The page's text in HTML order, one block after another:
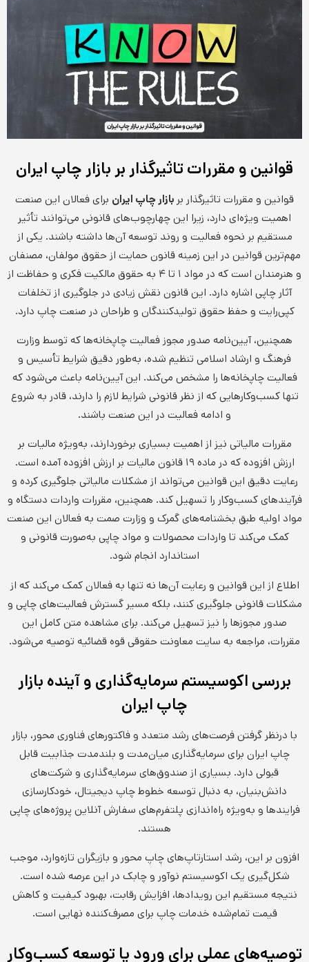
قوانین و مقررات تاثیرگذار بر بازار چاپ ایران
قوانین و مقررات تاثیرگذار بر بازار چاپ ایران برای فعالان این صنعت
اهمیت ویژه‌ای دارد، زیرا این چهارچوب‌های قانونی می‌توانند تأثیر
مستقیم بر نحوه فعالیت و روند توسعه آن‌ها داشته باشند. یکی از
مهم‌ترین قوانین در این زمینه قانون حمایت از حقوق مولفان، مصنفان
و هنرمندان است که در مواد ۱ تا ۴ به حقوق مالکیت فکری و حفاظت از
آثار چاپی اشاره دارد. این قانون نقش زیادی در جلوگیری از تخلفات
کپی‌رایت و حفظ حقوق تولیدکنندگان و طراحان در صنعت چاپ دارد.
همچنین، آیین‌نامه صدور مجوز فعالیت چاپخانه‌ها که توسط وزارت
فرهنگ و ارشاد اسلامی تنظیم شده، به‌طور دقیق شرایط تأسیس و
فعالیت چاپخانه‌ها را مشخص می‌کند. این آیین‌نامه باعث می‌شود که
تنها کسب‌وکارهایی که از نظر قانونی شرایط لازم را دارند، قادر به شروع
و ادامه فعالیت در این صنعت باشند.
مقررات مالیاتی نیز از اهمیت بسیاری برخوردارند، به‌ویژه مالیات بر
ارزش افزوده که در ماده ۱۹ قانون مالیات بر ارزش افزوده آمده است.
رعایت دقیق این قوانین می‌تواند از مشکلات مالیاتی جلوگیری کرده و
فرآیندهای کسب‌وکار را تسهیل کند. همچنین، مقررات واردات دستگاه و
مواد اولیه طبق بخشنامه‌های گمرک و وزارت صمت به فعالان این صنعت
کمک می‌کند تا واردات محصولات و مواد چاپی به‌صورت قانونی و
استاندارد انجام شود.
اطلاع از این قوانین و رعایت آن‌ها نه تنها به فعالان کمک می‌کند که از
مشکلات قانونی جلوگیری کنند، بلکه مسیر گسترش فعالیت‌های چاپی و
صدور مجوزها را نیز تسهیل می‌کند. برای مشاهده متن کامل این
مقررات، مراجعه به سایت معاونت حقوقی قوه قضائیه توصیه می‌شود.
بررسی اکوسیستم سرمایه‌گذاری و آینده بازار
چاپ ایران
با درنظر گرفتن فرصت‌های رشد متعدد و فاکتورهای فناوری محور، بازار
چاپ ایران برای سرمایه‌گذاری میان‌مدت و بلندمدت جذابیت قابل
قبولی دارد. بسیاری از صندوق‌های سرمایه‌گذاری و شرکت‌های
دانش‌بنیان، به دنبال توسعه خطوط چاپ دیجیتال، خودکارسازی
فرایندها و به‌ویژه راه‌اندازی پلتفرم‌های سفارش آنلاین پروژه‌های چاپی
هستند.
افزون بر این، رشد استارتاپ‌های چاپ محور و بازیگران تازه‌وارد، موجب
شکل‌گیری یک اکوسیستم نوآور و چابک در این عرصه شده است.
نتیجه مستقیم این رویدادها، افزایش رقابت، بهبود کیفیت و کاهش
قیمت تمام‌شده خدمات چاپ برای مصرف‌کننده نهایی است.
توصیه‌های عملی برای ورود یا توسعه کسب‌وکار